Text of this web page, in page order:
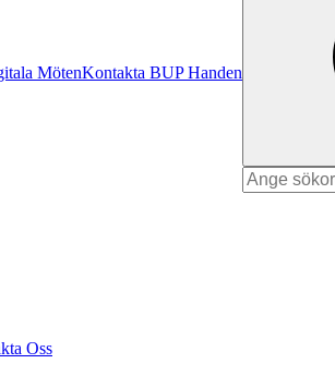
MötenKontakta BUP Handen
Oss
Search
for